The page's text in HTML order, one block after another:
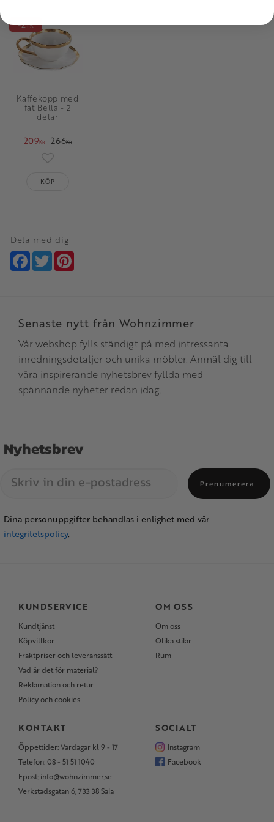
Kaffekopp med
fat Bella - 2
delar
209KR 266KR
21%
Lägg till i favoriter
KÖP
Dela med dig
Facebook
Twitter
Senaste nytt från Wohnzimmer
Vår webshop fylls ständigt på med intressanta
inredningsdetaljer och unika möbler. Anmäl dig till
våra inspirerande nyhetsbrev fyllda med
spännande nyheter redan idag.
Nyhetsbrev
Prenumerera
Dina personuppgifter behandlas i enlighet med vår
integritetspolicy.
KUNDSERVICE
Kundtjänst
Köpvillkor
Fraktpriser och leveranssätt
Vad är det för material?
Reklamation och retur
Policy och cookies
OM OSS
Om oss
Olika stilar
Rum
KONTAKT
Öppettider: Vardagar kl 9 - 17
Telefon: 08 - 51 51 1040
Epost: info@wohnzimmer.se
Verkstadsgatan 6, 733 38 Sala
SOCIALT
Instagram
Facebook